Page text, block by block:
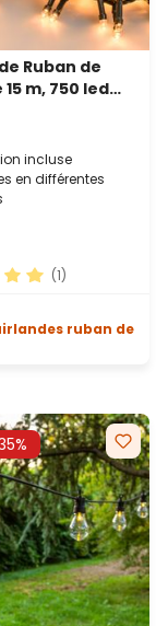
Ruban de
m, 750 led
câble vert
incluse
en différentes
de 5 sur 5
(1)
ruban de